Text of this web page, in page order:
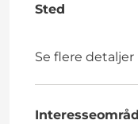
Sted
Se flere detaljer